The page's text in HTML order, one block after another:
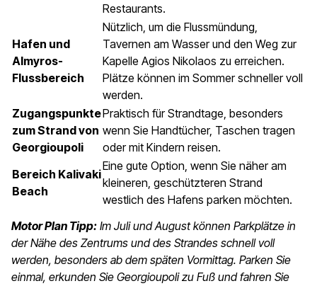
Restaurants.
Hafen und
Almyros-
Flussbereich
Nützlich, um die Flussmündung,
Tavernen am Wasser und den Weg zur
Kapelle Agios Nikolaos zu erreichen.
Plätze können im Sommer schneller voll
werden.
Zugangspunkte
zum Strand von
Georgioupoli
Praktisch für Strandtage, besonders
wenn Sie Handtücher, Taschen tragen
oder mit Kindern reisen.
Bereich Kalivaki
Beach
Eine gute Option, wenn Sie näher am
kleineren, geschützteren Strand
westlich des Hafens parken möchten.
Motor Plan Tipp: Im Juli und August können Parkplätze in
der Nähe des Zentrums und des Strandes schnell voll
werden, besonders ab dem späten Vormittag. Parken Sie
einmal, erkunden Sie Georgioupoli zu Fuß und fahren Sie